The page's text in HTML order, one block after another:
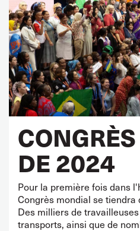
DE 2024
Pour la première fois dans
Congrès mondial se tiendra
Des milliers de
transports, ainsi que de